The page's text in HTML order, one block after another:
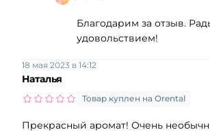
Благодарим за отзыв.
удовольствием!
Наталья
18 мая 2023 в 14:12
Товар куплен на Orental
Прекрасный аромат! Очень